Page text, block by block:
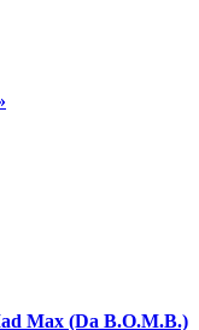
Max (Da B.O.M.B.)